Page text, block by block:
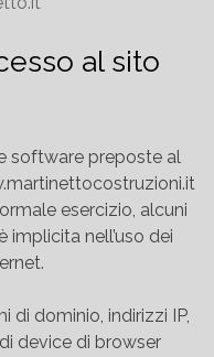
al sito
software preposte al
esercizio, alcuni
implicita nell’uso dei
di dominio, indirizzi IP,
device di browser